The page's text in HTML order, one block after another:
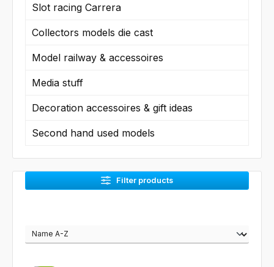
Slot racing Carrera
Collectors models die cast
Model railway & accessoires
Media stuff
Decoration accessoires & gift ideas
Second hand used models
Filter products